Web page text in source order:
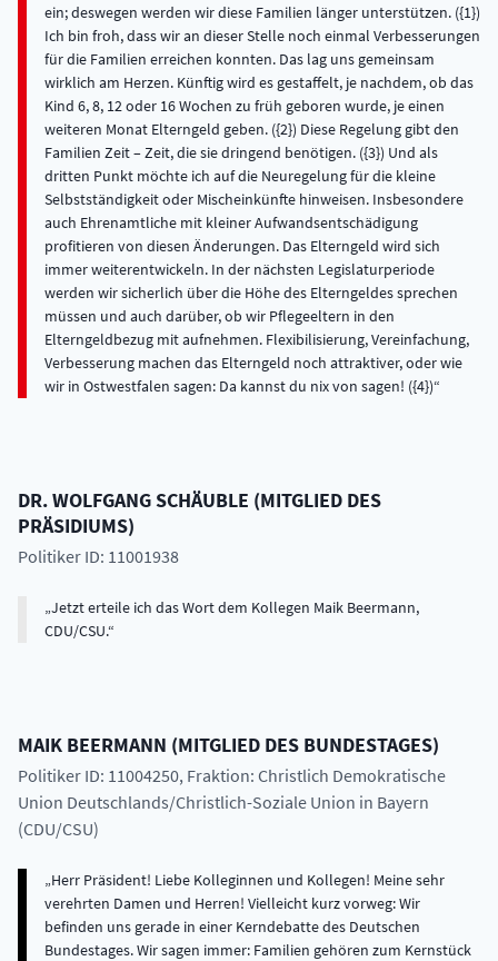
ein; deswegen werden wir diese Familien länger unterstützen. ({1})
Ich bin froh, dass wir an dieser Stelle noch einmal Verbesserungen
für die Familien erreichen konnten. Das lag uns gemeinsam
wirklich am Herzen. Künftig wird es gestaffelt, je nachdem, ob das
Kind 6, 8, 12 oder 16 Wochen zu früh geboren wurde, je einen
weiteren Monat Elterngeld geben. ({2}) Diese Regelung gibt den
Familien Zeit – Zeit, die sie dringend benötigen. ({3}) Und als
dritten Punkt möchte ich auf die Neuregelung für die kleine
Selbstständigkeit oder Mischeinkünfte hinweisen. Insbesondere
auch Ehrenamtliche mit kleiner Aufwandsentschädigung
profitieren von diesen Änderungen. Das Elterngeld wird sich
immer weiterentwickeln. In der nächsten Legislaturperiode
werden wir sicherlich über die Höhe des Elterngeldes sprechen
müssen und auch darüber, ob wir Pflegeeltern in den
Elterngeldbezug mit aufnehmen. Flexibilisierung, Vereinfachung,
Verbesserung machen das Elterngeld noch attraktiver, oder wie
wir in Ostwestfalen sagen: Da kannst du nix von sagen! ({4})
DR.WOLFGANGSCHÄUBLE (MITGLIED DES
PRÄSIDIUMS)
Politiker ID: 11001938
Jetzt erteile ich das Wort dem Kollegen Maik Beermann,
CDU/CSU.
MAIK BEERMANN (MITGLIED DES BUNDESTAGES)
Politiker ID: 11004250, Fraktion: Christlich Demokratische
Union Deutschlands/Christlich-Soziale Union in Bayern
(CDU/CSU)
Herr Präsident! Liebe Kolleginnen und Kollegen! Meine sehr
verehrten Damen und Herren! Vielleicht kurz vorweg: Wir
befinden uns gerade in einer Kerndebatte des Deutschen
Bundestages. Wir sagen immer: Familien gehören zum Kernstück